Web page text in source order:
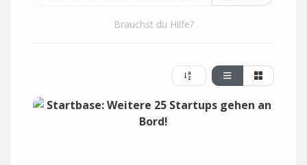
Brauchst du Hilfe?